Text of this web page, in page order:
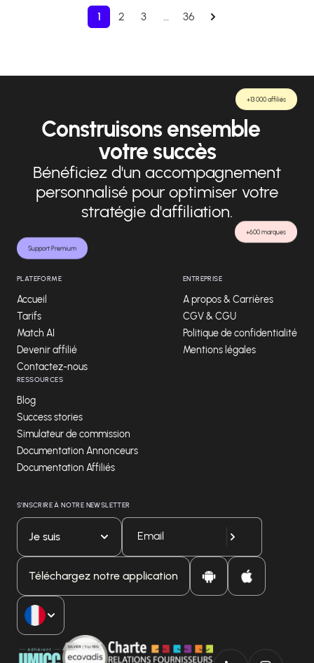
1 2 3 36
Support Premium
+600 marques
+13 000 affiliés
Construisons ensemble
votre succès
Bénéficiez d'un accompagnement
personnalisé pour optimiser votre
stratégie d'affiliation.
PLATEFORME
Accueil
Tarifs
Match AI
Devenir affilié
Contactez-nous
ENTREPRISE
A propos & Carrières
CGV & CGU
Politique de confidentialité
Mentions légales
RESSOURCES
Blog
Success stories
Simulateur de commission
Documentation Annonceurs
Documentation Affiliés
S'INSCRIRE À NOTRE NEWSLETTER
Je suis
Téléchargez notre application